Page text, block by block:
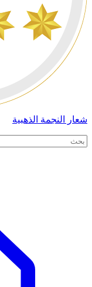
شعار النجمة الذهبية